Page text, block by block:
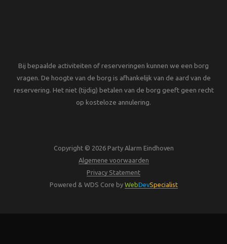
Bij bepaalde activiteiten of reserveringen kunnen we een borg
vragen. De hoogte van de borg is afhankelijk van de aard van de
reservering. Het niet (tijdig) betalen van de borg geeft geen recht
op kosteloze annulering.
Copyright © 2026 Party Alarm Eindhoven
Algemene voorwaarden
Privacy Statement
Powered & WDS Core by WebDevSpecialist